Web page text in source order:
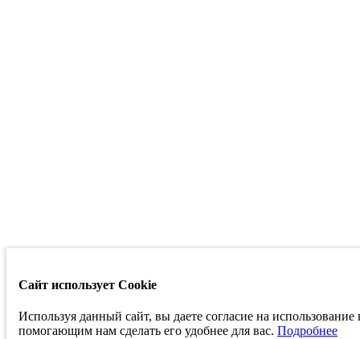
Сайт использует Cookie
Используя данный сайт, вы даете согласие на
помогающим нам сделать его удобнее для вас. Подробнее